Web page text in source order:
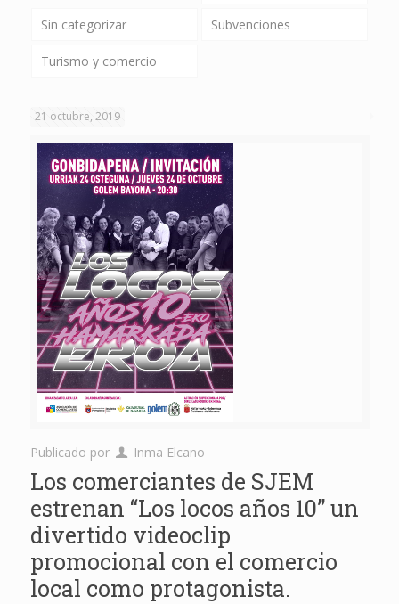
Sin categorizar Subvenciones
Turismo y comercio
21 octubre, 2019
Publicado por Inma Elcano
Los comerciantes de SJEM
estrenan “Los locos años 10” un
divertido videoclip
promocional con el comercio
local como protagonista.